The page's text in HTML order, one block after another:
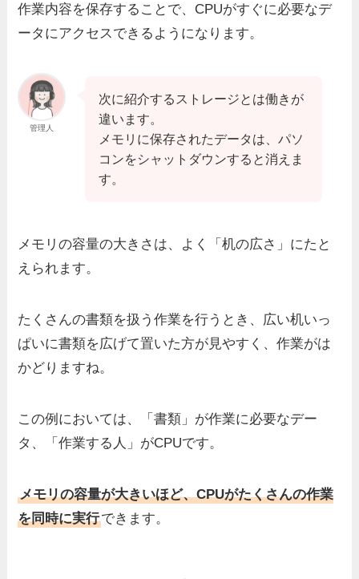
作業内容を保存することで、CPUがすぐに必要なデ
ータにアクセスできるようになります。
管理人
次に紹介するストレージとは働きが
違います。
メモリに保存されたデータは、パソ
コンをシャットダウンすると消えま
す。
メモリの容量の大きさは、よく「机の広さ」にたと
えられます。
たくさんの書類を扱う作業を行うとき、広い机いっ
ぱいに書類を広げて置いた方が見やすく、作業がは
かどりますね。
この例においては、「書類」が作業に必要なデー
タ、「作業する人」がCPUです。
メモリの容量が大きいほど、CPUがたくさんの作業
を同時に実行できます。